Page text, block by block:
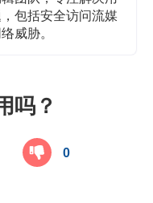
包括安全访问流媒
威胁。
吗？
0